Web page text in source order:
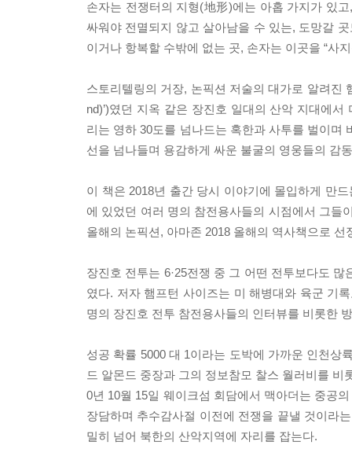
손자는 전쟁터의 지형(地形)에는 아홉 가지가 있
싸워야 전멸되지 않고 살아남을 수 있는, 도망갈
이거나 항복할 수밖에 없는 곳, 손자는 이곳을 “사
스토리텔링의 거장, 논픽션 저술의 대가로 알려진
nd)’)였던 지옥 같은 장진호 일대의 산악 지대에
리는 영하 30도를 넘나드는 혹한과 사투를 벌이며
선을 넘나들며 용감하게 싸운 불굴의 영웅들의 감
이 책은 2018년 출간 당시 이야기에 몰입하게 만
에 있었던 여러 명의 참전용사들의 시점에서 그들
올해의 논픽션, 아마존 2018 올해의 역사책으로 선
장진호 전투는 6·25전쟁 중 그 어떤 전투보다도
였다. 저자 햄프턴 사이즈는 미 해병대와 육군 기
명의 장진호 전투 참전용사들의 인터뷰를 비롯한
성공 확률 5000 대 1이라는 도박에 가까운 인천상
드 알몬드 중장과 그의 정보참모 찰스 월러비를
0년 10월 15일 웨이크섬 회담에서 맥아더는 중공
장담하며 추수감사절 이전에 전쟁을 끝낼 것이라
밀히 넘어 북한의 산악지역에 자리를 잡는다.